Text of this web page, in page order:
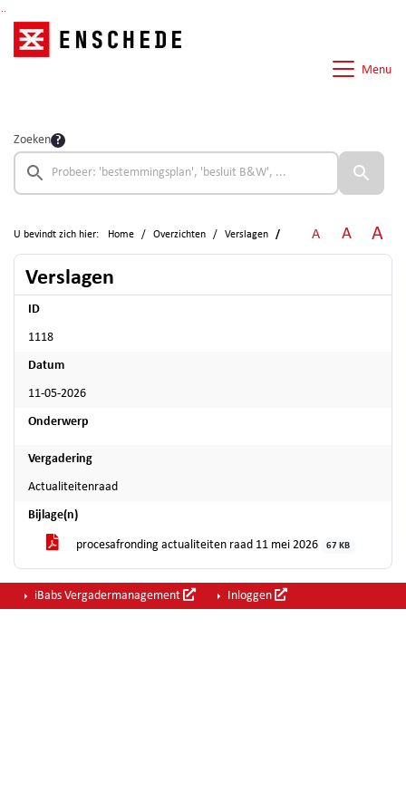
Menu
Zoeken
U bevindt zich hier: Home Overzichten Verslagen A A A
Verslagen
ID
1118
Datum
11-05-2026
Onderwerp
Vergadering
Actualiteitenraad
Bijlage(n)
procesafronding actualiteiten raad 11 mei 2026 67 KB
iBabs Vergadermanagement Inloggen